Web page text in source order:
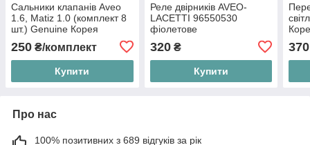
Сальники клапанів Aveo
1.6, Matiz 1.0 (комплект 8
шт.) Genuine Корея
250 ₴/комплект
Купити
Реле двірників AVEO-
LACETTI 96550530
фіолетове
320₴
Купити
370
Про нас
100% позитивних з 689 відгуків за рік